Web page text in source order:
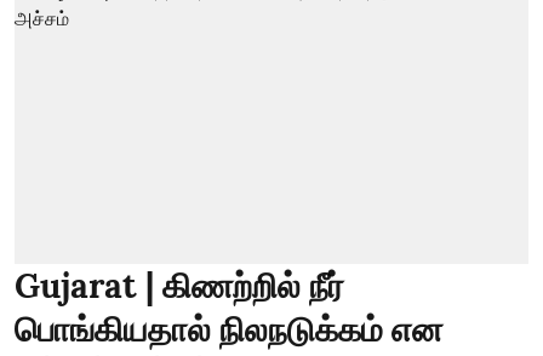
Gujarat | கிணற்றில் நீர்
பொங்கியதால் நிலநடுக்கம் என